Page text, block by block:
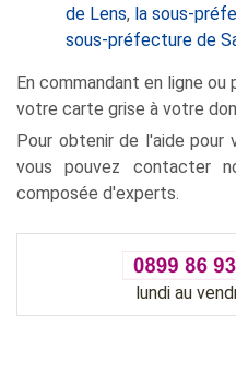
de Lens, la sous-
sous-préfecture de
En commandant en ligne
votre carte grise à votre
Pour obtenir de l'aide pour
vous pouvez contacter
composée d'experts.
lundi au